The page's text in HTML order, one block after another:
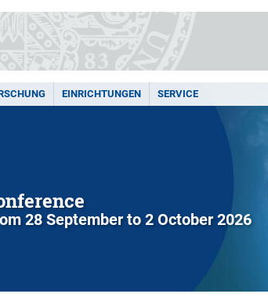
EINRICHTUNGEN SERVICE
28 September to 2 October 2026